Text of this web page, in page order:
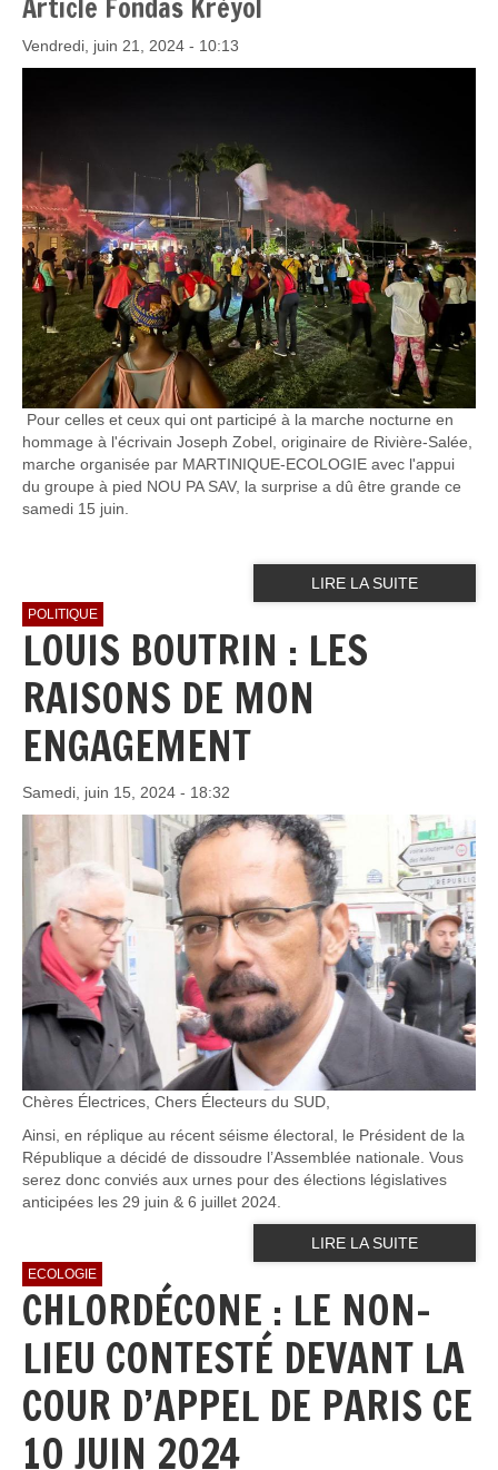
Article Fondas Kréyol
Vendredi, juin 21, 2024 - 10:13
Pour celles et ceux qui ont participé à la marche nocturne en
hommage à l'écrivain Joseph Zobel, originaire de Rivière-Salée,
marche organisée par MARTINIQUE-ECOLOGIE avec l'appui
du groupe à pied NOU PA SAV, la surprise a dû être grande ce
samedi 15 juin.
LIRE LA SUITE
POLITIQUE
LOUIS BOUTRIN : LES
RAISONS DE MON
ENGAGEMENT
Samedi, juin 15, 2024 - 18:32
Chères Électrices, Chers Électeurs du SUD,
Ainsi, en réplique au récent séisme électoral, le Président de la
République a décidé de dissoudre l’Assemblée nationale. Vous
serez donc conviés aux urnes pour des élections législatives
anticipées les 29 juin & 6 juillet 2024.
LIRE LA SUITE
ECOLOGIE
CHLORDÉCONE : LE NON-
LIEU CONTESTÉ DEVANT LA
COUR D’APPEL DE PARIS CE
10 JUIN 2024